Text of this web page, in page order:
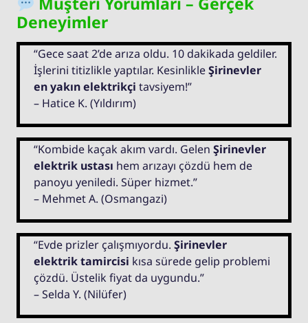
Deneyimler
“Gece saat 2’de arıza oldu. 10 dakikada geldiler.
İşlerini titizlikle yaptılar. KesinlikleŞirinevler
en yakın elektrikçi tavsiyem!”
– Hatice K. (Yıldırım)
“Kombide kaçak akım vardı. Gelen Şirinevler
elektrik ustası hem arızayı çözdü hem de
panoyu yeniledi. Süper hizmet.”
– Mehmet A. (Osmangazi)
“Evde prizler çalışmıyordu. Şirinevler
elektrik tamircisi kısa sürede gelip problemi
çözdü. Üstelik fiyat da uygundu.”
– Selda Y. (Nilüfer)